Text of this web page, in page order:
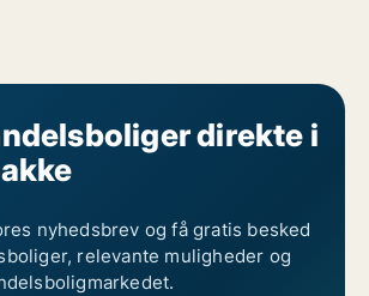
direkte i
nyhedsbrev og få gratis besked
relevante muligheder og